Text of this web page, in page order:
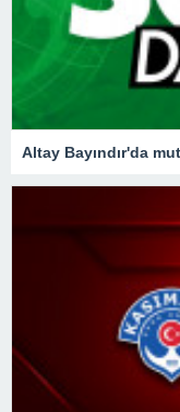
Altay Bayındır'da